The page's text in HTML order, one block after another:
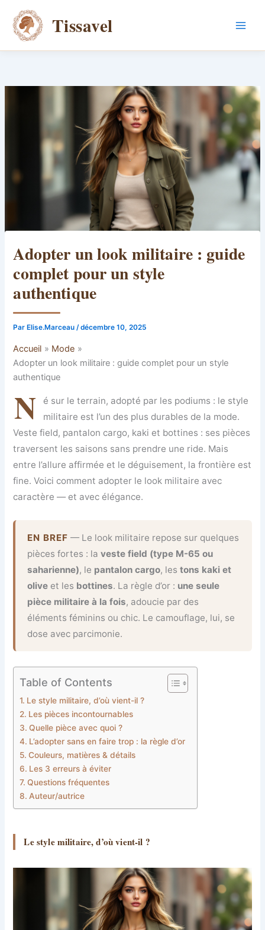
contenu
Tissavel
Adopter un look militaire : guide
complet pour un style
authentique
ParElise.Marceau /décembre 10, 2025
Accueil
Mode
Adopter un look militaire : guide complet pour un style
authentique
N
é sur le terrain, adopté par les podiums : le style
militaire est l’un des plus durables de la mode.
Veste field, pantalon cargo, kaki et bottines : ses pièces
traversent les saisons sans prendre une ride. Mais
entre l’allure affirmée et le déguisement, la frontière est
fine. Voici comment adopter le look militaire avec
caractère — et avec élégance.
EN BREF — Le look militaire repose sur quelques
pièces fortes : laveste field (type M-65 ou
saharienne), le pantalon cargo, lestons kaki et
olive et les bottines. La règle d’or : une seule
pièce militaire à la fois, adoucie par des
éléments féminins ou chic. Le camouflage, lui, se
dose avec parcimonie.
Table of Contents
Le style militaire, d’où vient-il ?
Les pièces incontournables
Quelle pièce avec quoi ?
L’adopter sans en faire trop : la règle d’or
Couleurs, matières & détails
Les 3 erreurs à éviter
Questions fréquentes
Auteur/autrice
Le style militaire, d’où vient-il ?